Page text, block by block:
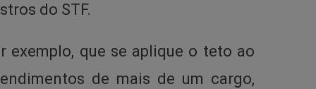
do STF.
que se aplique o teto ao
de mais de um cargo,